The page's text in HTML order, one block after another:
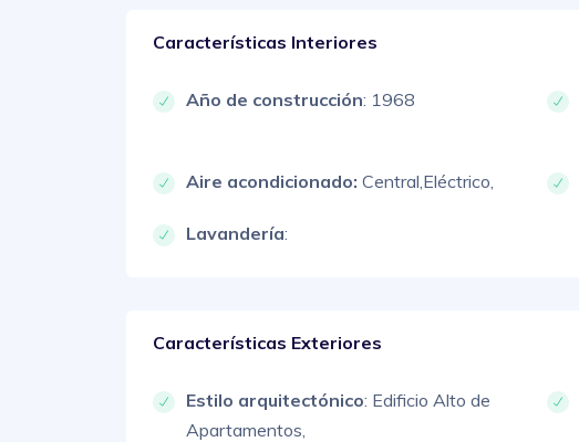
Características Interiores
Año de construcción: 1968
Aire acondicionado: Central, Eléctrico,
Lavandería:
Características Exteriores
Estilo arquitectónico: Edificio Alto de
Apartamentos,